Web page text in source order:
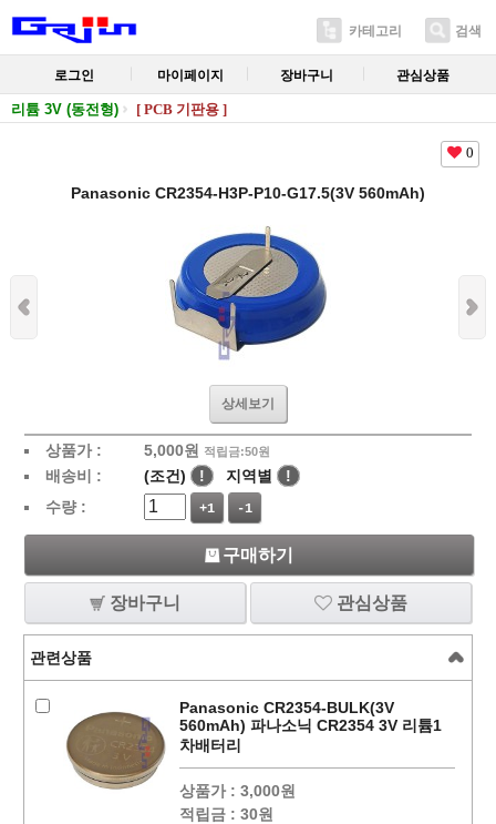
카테고리 검색
로그인 마이페이지 장바구니 관심상품
리튬 3V (동전형) [ PCB 기판용 ]
0
Panasonic CR2354-H3P-P10-G17.5(3V 560mAh)
상세보기
상품가 : 5,000원 적립금:50원
배송비 : (조건) ! 지역별
!
수량 :
+1 -1
구매하기
장바구니 관심상품
관련상품
Panasonic CR2354-BULK(3V
560mAh) 파나소닉 CR2354 3V 리튬1
차배터리
상품가 : 3,000원
적립금 : 30원